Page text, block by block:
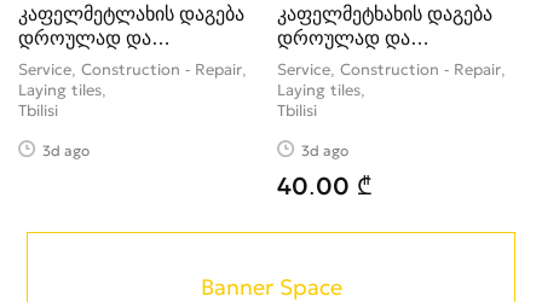
კაფელმეტლახის დაგება
დროულად და
ხარისხიანად.
Service, Construction - Repair,
Laying tiles
Tbilisi
3d ago
კაფელმეტხახის დაგება
დროულად და
ხარისხიანად
Service, Construction - Repair,
Laying tiles
Tbilisi
3d ago
40.00 ₾
Banner Space